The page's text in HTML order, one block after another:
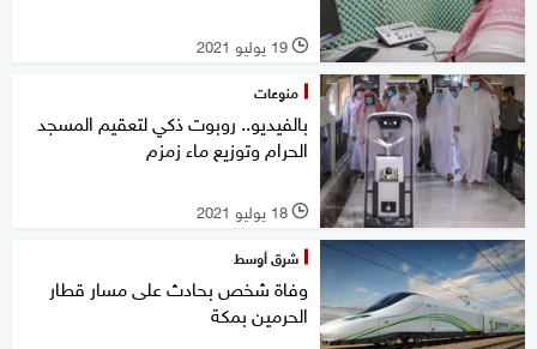
l 19 يوليو 2021
منوعات
بالفيديو.. روبوت ذكي لتعقيم المسجد
الحرام وتوزيع ماء زمزم
l 18 يوليو 2021
شرق أوسط
وفاة شخص بحادث على مسار قطار
الحرمين بمكة